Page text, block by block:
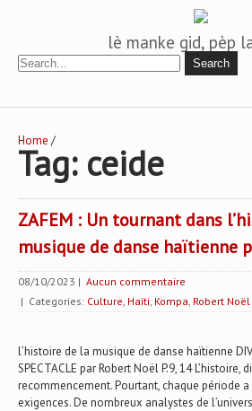
lè manke gid, pèp
Home /
Tag: ceide
ZAFEM : Un tournant dans
musique de danse haïtienne
08/10/2023 | Aucun commentaire
| Categories: Culture, Haïti, Kompa, Robert Noël
l’histoire de la musique de danse haïtienne
SPECTACLE par Robert Noël P.9, 14
recommencement. Pourtant, chaque période
exigences. De nombreux analystes de